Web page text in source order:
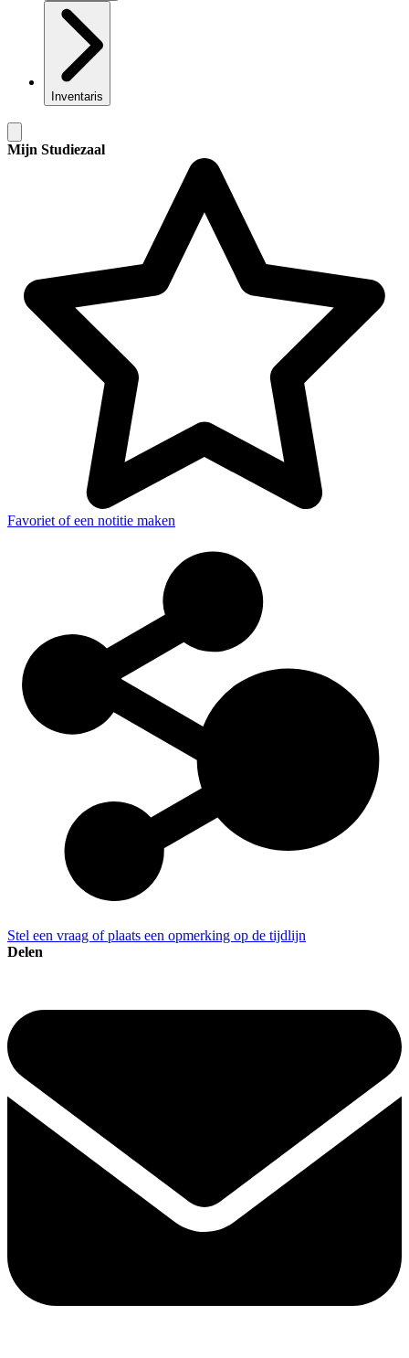
Inventaris
Mijn Studiezaal
Favoriet of een notitie maken
Stel een vraag of plaats een opmerking op de tijdlijn
Delen